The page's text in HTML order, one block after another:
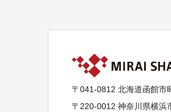
〒041-0812 北海道函館市
〒220-0012 神奈川県横浜